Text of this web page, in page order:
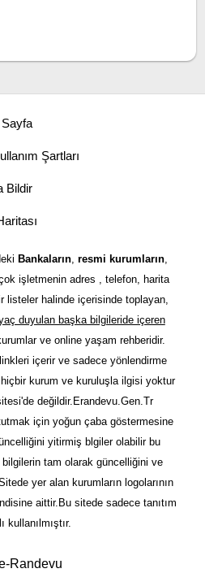
Şartları
Bildir
Bankaların, resmi kurumların,
işletmenin adres , telefon, harita
listeler halinde içerisinde toplayan,
duyulan başka bilgileride içeren
ve online yaşam rehberidir.
içerir ve sadece yönlendirme
kurum ve kuruluşla ilgisi yoktur
değildir.Erandevu.Gen.Tr
için yoğun çaba göstermesine
yitirmiş blgiler olabilir bu
tam olarak güncelliğini ve
yer alan kurumların logolarının
aittir.Bu sitede sadece tanıtım
kullanılmıştır.
Randevu